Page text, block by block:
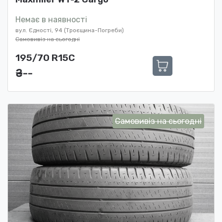
Немає в наявності
вул. Єдності, 94 (Троєщина-Погреби)
Самовивіз на сьогодні
195/70 R15C
₴ ---
Самовивіз на сьогодні